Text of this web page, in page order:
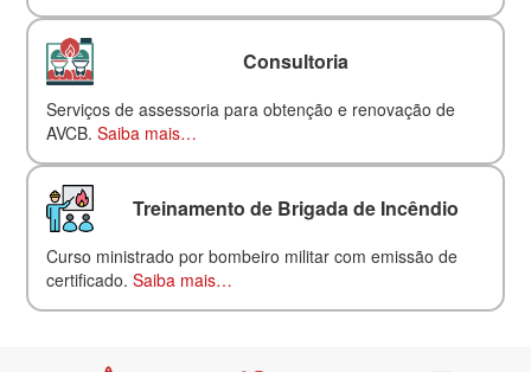
Consultoria
Serviços de assessoria para obtenção e renovação de
AVCB.Saiba mais…
Treinamento de Brigada de Incêndio
Curso ministrado por bombeiro militar com emissão de
certificado.Saiba mais…